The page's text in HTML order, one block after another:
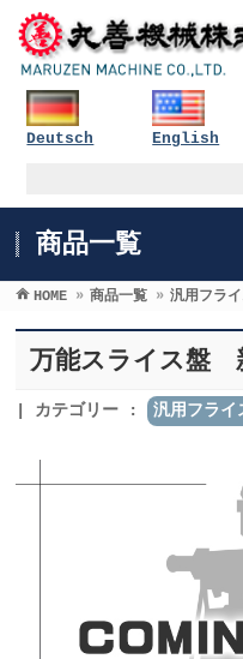
Deutsch English
商品一覧
HOME » 商品一覧 » 汎用フラ
万能スライス盤
カテゴリー : 汎用フライ